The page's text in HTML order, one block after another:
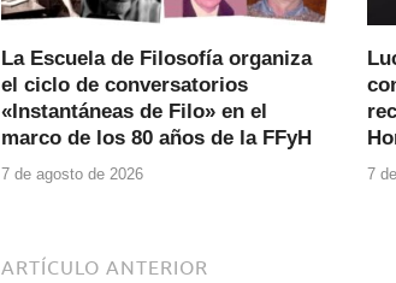
La Escuela de Filosofía organiza
el ciclo de conversatorios
«Instantáneas de Filo» en el
marco de los 80 años de la FFyH
7 de agosto de 2026 7
ARTÍCULO ANTERIOR